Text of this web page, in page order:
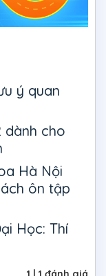
ý quan
dành cho
Hà Nội
ôn tập
Học: Thí